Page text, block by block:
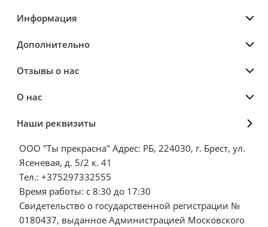
Информация
Дополнительно
Отзывы о нас
О нас
Наши реквизиты
ООО "Ты прекрасна" Адрес: РБ, 224030, г. Брест, ул.
Ясеневая, д. 5/2 к. 41
Тел.: +375297332555
Время работы: с 8:30 до 17:30
Свидетельство о государственной регистрации №
0180437, выданное Администрацией Московского